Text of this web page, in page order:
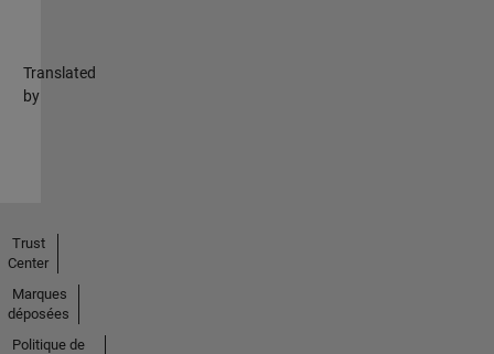
Translated
by
Trust
Center
Marques
déposées
Politique de